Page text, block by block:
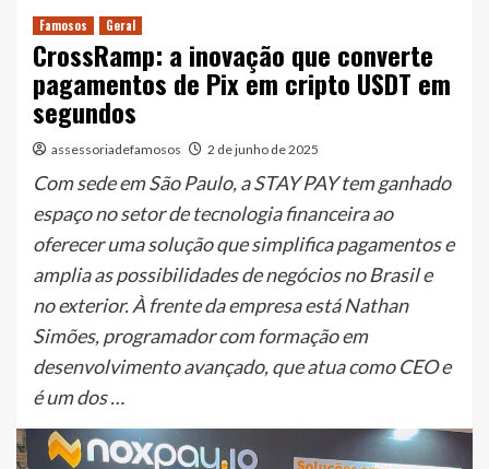
Famosos Geral
CrossRamp: a inovação que converte
pagamentos de Pix em cripto USDT em
segundos
assessoriadefamosos 2 de junho de 2025
Com sede em São Paulo, a STAY PAY tem ganhado
espaço no setor de tecnologia financeira ao
oferecer uma solução que simplifica pagamentos e
amplia as possibilidades de negócios no Brasil e
no exterior. À frente da empresa está Nathan
Simões, programador com formação em
desenvolvimento avançado, que atua como CEO e
é um dos …